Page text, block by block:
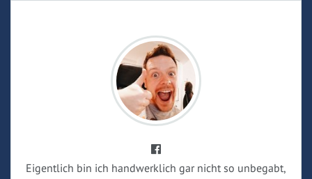
Eigentlich bin ich handwerklich gar nicht so unbegabt,